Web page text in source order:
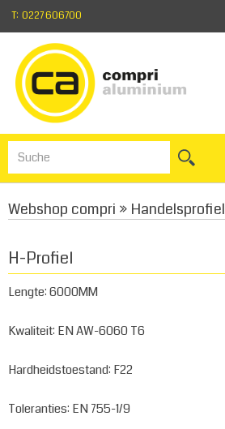
T: 0227 606700
Webshop compri » Handelsprofiel
H-Profiel
Lengte: 6000MM
Kwaliteit: EN AW-6060 T6
Hardheidstoestand: F22
Toleranties: EN 755-1/9